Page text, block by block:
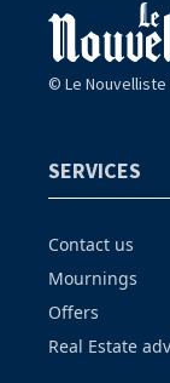
© Le Nouvelliste
SERVICES
Contact us
Mournings
Offers
Real Estate